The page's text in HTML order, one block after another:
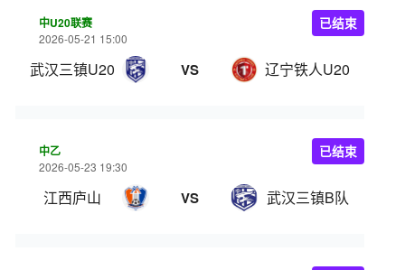
中U20联赛
2026-05-21 15:00
武汉三镇U20 VS 辽宁铁人U20
已结束
中乙
2026-05-23 19:30
江西庐山 VS 武汉三镇B队
已结束